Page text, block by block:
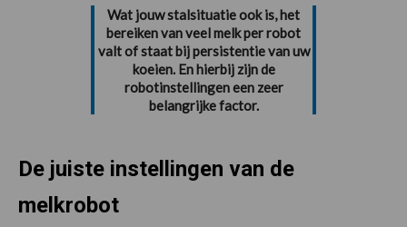
Wat jouw stalsituatie ook is, het
bereiken van veel melk per robot
valt of staat bij persistentie van uw
koeien. En hierbij zijn de
robotinstellingen een zeer
belangrijke factor.
De juiste instellingen van de
melkrobot